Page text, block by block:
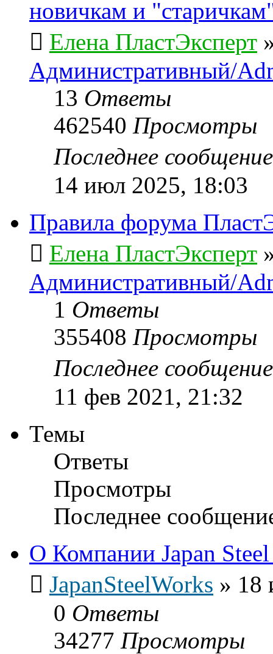
новичкам и
Елена ПластЭксперт
Административный/
13 Ответы
462540 Просмотры
Последнее
14 июл 2025, 18:03
Правила форума
Елена ПластЭксперт
Административный/
1 Ответы
355408 Просмотры
Последнее
11 фев 2021, 21:32
Темы
Ответы
Просмотры
Последнее
О Компании Japan
JapanSteelWorks » 18
0 Ответы
34277 Просмотры